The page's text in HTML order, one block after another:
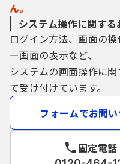
ん。
システム操作に関する
ログイン方法、画面の
ー画面の表示など、
システムの画面操作に
て受け付けています。
フォームでお問
固定電話